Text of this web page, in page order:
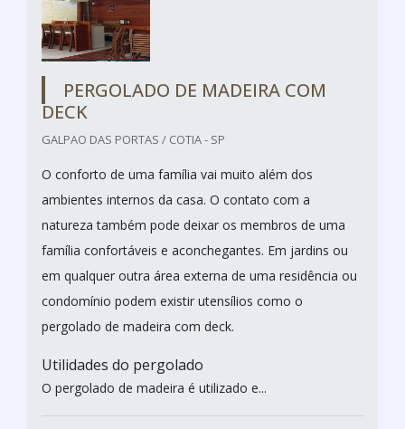
PERGOLADO DE MADEIRA COM
DECK
GALPAO DAS PORTAS / COTIA - SP
O conforto de uma família vai muito além dos
ambientes internos da casa. O contato com a
natureza também pode deixar os membros de uma
família confortáveis e aconchegantes. Em jardins ou
em qualquer outra área externa de uma residência ou
condomínio podem existir utensílios como o
pergolado de madeira com deck.
Utilidades do pergolado
O pergolado de madeira é utilizado e...